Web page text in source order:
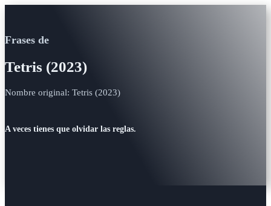
Frases de
Tetris (2023)
Nombre original: Tetris (2023)
A veces tienes que olvidar las reglas.